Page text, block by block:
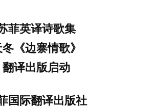
菲英译诗歌集
《边寨情歌》
翻译出版启动
国际翻译出版社